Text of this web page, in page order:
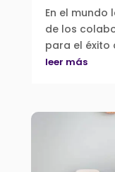
En el
de los
para el éxito
leer más